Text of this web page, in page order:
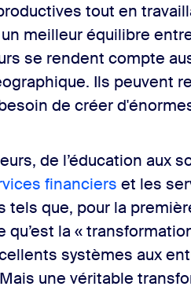
tout en
meilleur équilibre
se rendent compte
Ils peuvent
de créer
de l’éducation aux
financiers et les
tels que, pour la
qu’est la «
systèmes aux
une véritable